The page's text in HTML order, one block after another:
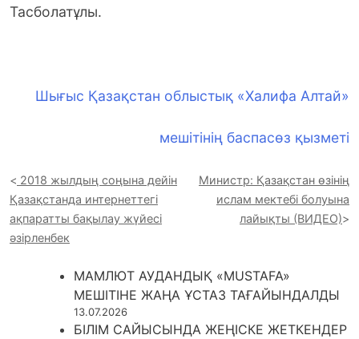
Тасболатұлы.
Шығыс Қазақстан облыстық «Халифа Алтай»
мешітінің баспасөз қызметі
2018 жылдың соңына дейін
Қазақстанда интернеттегі
ақпаратты бақылау жүйесі
әзірленбек
Министр: Қазақстан өзінің
ислам мектебі болуына
лайықты (ВИДЕО)
МАМЛЮТ АУДАНДЫҚ «MUSTAFA»
МЕШІТІНЕ ЖАҢА ҰСТАЗ ТАҒАЙЫНДАЛДЫ
13.07.2026
БІЛІМ САЙЫСЫНДА ЖЕҢІСКЕ ЖЕТКЕНДЕР